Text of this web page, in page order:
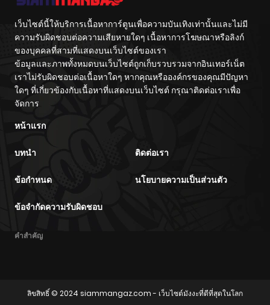
เว็บไซต์นี้ให้บริการเนื้อหาการ์ตูนเพื่อความบันเทิงเท่านั้นและไม่มี
ความรับผิดชอบต่อความเสียหายใดๆ เนื้อหาการโฆษณาหรือลิงก์
ของบุคคลที่สามที่แสดงบนเว็บไซต์ของเรา
ข้อมูลและภาพทั้งหมดบนเว็บไซต์ถูกเก็บรวบรวมจากอินเทอร์เน็ต
เราไม่รับผิดชอบต่อเนื้อหาใดๆ หากคุณหรือองค์กรของคุณมีปัญหา
ใดๆ ที่เกี่ยวข้องกับเนื้อหาที่แสดงบนเว็บไซต์ กรุณาติดต่อเราเพื่อ
จัดการ
หน้าแรก
บทนำ ติดต่อเรา
ข้อกำหนด นโยบายความเป็นส่วนตัว
ข้อจำกัดความรับผิดชอบ
คำสำคัญ
ลิขสิทธิ์ © 2024 siammangaz.com- เว็บไซต์มังงะที่ดีที่สุดในโลก